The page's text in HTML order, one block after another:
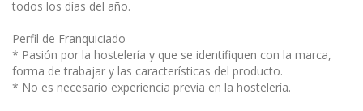
todos los días del año.
Perfil de Franquiciado
* Pasión por la hostelería y que se identifiquen con la marca,
forma de trabajar y las características del producto.
* No es necesario experiencia previa en la hostelería.